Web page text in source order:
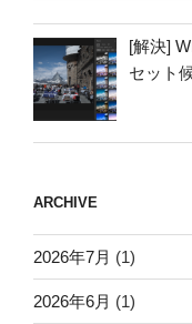
[解決]
セット
ARCHIVE
2026年7月 (1)
2026年6月 (1)